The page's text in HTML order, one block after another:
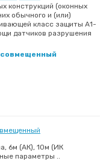
конструкций (оконных
обычного и (или)
класс защиты А1-
датчиков разрушения
6м (АК), 10м (ИК
параметры ..